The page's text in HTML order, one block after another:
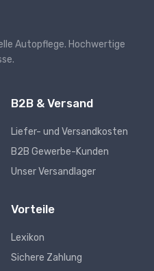
Autopflege. Hochwertige
B2B & Versand
Liefer- und Versandkosten
B2B Gewerbe-Kunden
Unser Versandlager
Vorteile
Lexikon
Sichere Zahlung